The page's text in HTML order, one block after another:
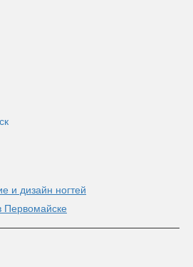
и дизайн ногтей
Первомайске